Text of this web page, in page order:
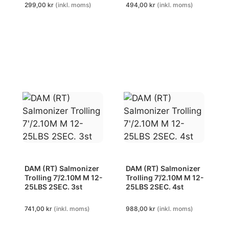
299,00 kr (inkl. moms) 494,00 kr (inkl. moms)
DAM (RT) Salmonizer
Trolling 7’/2.10M M 12-
25LBS 2SEC. 3st
741,00 kr (inkl. moms)
DAM (RT) Salmonizer
Trolling 7’/2.10M M 12-
25LBS 2SEC. 4st
988,00 kr (inkl. moms)